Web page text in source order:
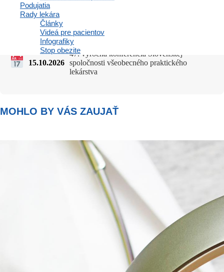
Podujatia
Rady lekára
Články
Videá pre pacientov
Infografiky
Stop obezite
NADCHÁDZAJÚCE PODUJATIA
15.10.2026
47. výročná konferencia Slovenskej
spoločnosti všeobecného praktického
lekárstva
MOHLO BY VÁS ZAUJAŤ